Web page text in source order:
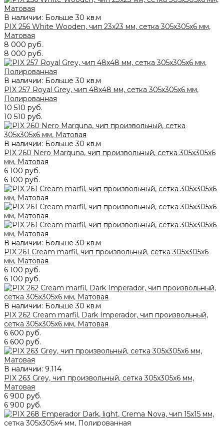
В наличии: Больше 30 кв.м
PIX 256 White Wooden, чип 23x23 мм, сетка 305х305x6 мм,
Матовая
8 000 руб.
8 000 руб.
В наличии: Больше 30 кв.м
PIX 257 Royal Grey, чип 48x48 мм, сетка 305х305x6 мм,
Полированная
10 510 руб.
10 510 руб.
В наличии: Больше 30 кв.м
PIX 260 Nero Marquna, чип произвольный, сетка 305х305x6
мм, Матовая
6 100 руб.
6 100 руб.
В наличии: Больше 30 кв.м
PIX 261 Сream marfil, чип произвольный, сетка 305х305x6
мм, Матовая
6 100 руб.
6 100 руб.
В наличии: Больше 30 кв.м
PIX 262 Cream marfil, Dark Imperador, чип произвольный,
сетка 305х305x6 мм, Матовая
6 600 руб.
6 600 руб.
В наличии: 9.114
PIX 263 Grey, чип произвольный, сетка 305х305x6 мм,
Матовая
6 900 руб.
6 900 руб.